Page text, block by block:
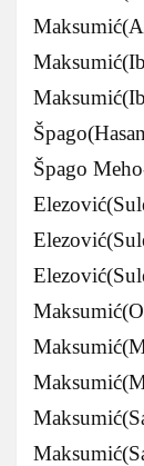
Špago